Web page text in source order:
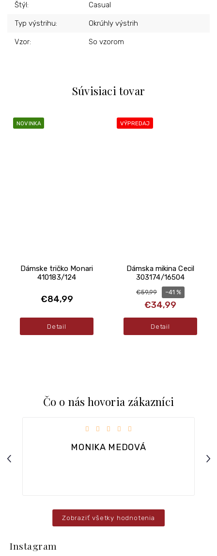
Súvisiaci tovar
NOVINKA
Dámske tričko Monari
410183/124
€84,99
Detail
VÝPREDAJ
Dámska mikina Cecil
303174/16504
€59,99
€34,99
–41 %
Detail
Štýl: Casual
Typ výstrihu: Okrúhly výstrih
Vzor: So vzorom
Čo o nás hovoria zákazníci
Previous
MONIKA MEDOVÁ
Hodnotenie obchodu je 5 z 5 hviezdičiek.
Zobraziť všetky hodnotenia
Instagram